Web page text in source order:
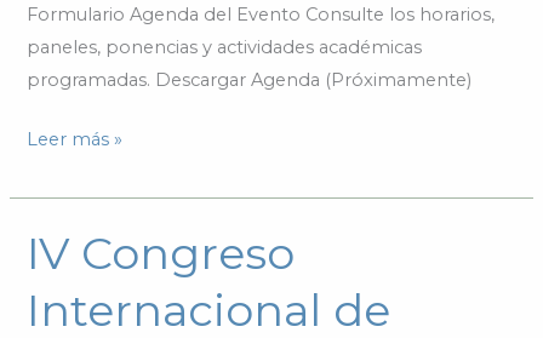
Formulario Agenda del Evento Consulte los horarios,
paneles, ponencias y actividades académicas
programadas. Descargar Agenda (Próximamente)
Leer más »
IV Congreso
Internacional de
IV
Congreso
Internacional